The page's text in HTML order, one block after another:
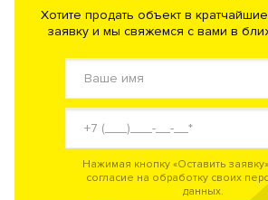
Хотите продать объект в
заявку и мы свяжемся с вами в
Нажимая кнопку «Оставить
согласие на обработку своих
данных.